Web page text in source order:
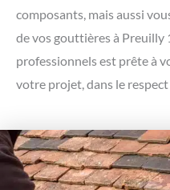
composants, mais aussi
de vos gouttières à Preuilly
professionnels est prête à
votre projet, dans le